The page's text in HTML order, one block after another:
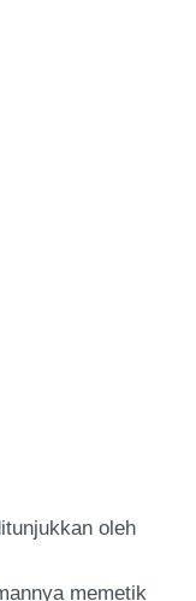
oleh
memetik